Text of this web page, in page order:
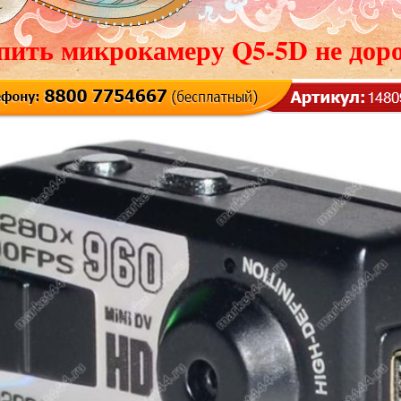
микрокамеру Q5-5D не